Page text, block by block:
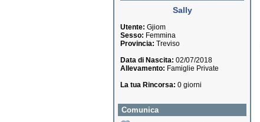
Sally
Utente: Gjiom
Sesso: Femmina
Provincia: Treviso
Data di Nascita: 02/07/2018
Allevamento: Famiglie Private
La tua Rincorsa: 0 giorni
Comunica